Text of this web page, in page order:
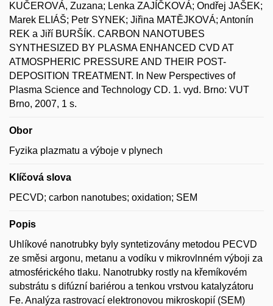
KUČEROVÁ, Zuzana; Lenka ZAJÍČKOVÁ; Ondřej JAŠEK;
Marek ELIÁŠ; Petr SYNEK; Jiřina MATĚJKOVÁ; Antonín
REK a Jiří BURŠÍK. CARBON NANOTUBES
SYNTHESIZED BY PLASMA ENHANCED CVD AT
ATMOSPHERIC PRESSURE AND THEIR POST-
DEPOSITION TREATMENT. In New Perspectives of
Plasma Science and Technology CD. 1. vyd. Brno: VUT
Brno, 2007, 1 s.
Obor
Fyzika plazmatu a výboje v plynech
Klíčová slova
PECVD; carbon nanotubes; oxidation; SEM
Popis
Uhlíkové nanotrubky byly syntetizovány metodou PECVD
ze směsi argonu, metanu a vodíku v mikrovlnném výboji za
atmosférického tlaku. Nanotrubky rostly na křemíkovém
substrátu s difúzní bariérou a tenkou vrstvou katalyzátoru
Fe. Analýza rastrovací elektronovou mikroskopií (SEM)